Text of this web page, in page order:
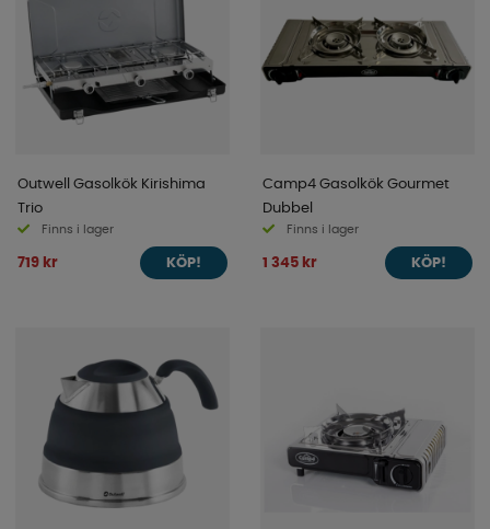
Outwell Gasolkök Kirishima
Trio
Finns i lager
719 kr KÖP!
Camp4 Gasolkök Gourmet
Dubbel
Finns i lager
1 345 kr KÖP!